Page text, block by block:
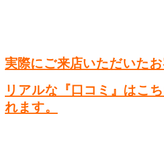
実際にご来店いただいた
リアルな『口コミ』はこ
れます。